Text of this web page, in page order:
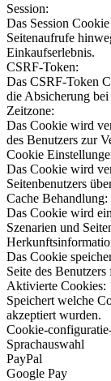
Session:
Das Session
Seitenaufrufe
Einkaufserlebnis.
CSRF-Token:
Das CSRF-Token
die Absicherung
Zeitzone:
Das Cookie wird
des Benutzers zur
Cookie
Das Cookie wird
Seitenbenutzers
Cache Behandlung:
Das Cookie wird
Szenarien und
Das Cookie
Seite des
Aktivierte Cookies:
Speichert welche
akzeptiert wurden.
Cookie-
Sprachauswahl
PayPal
Google Pay